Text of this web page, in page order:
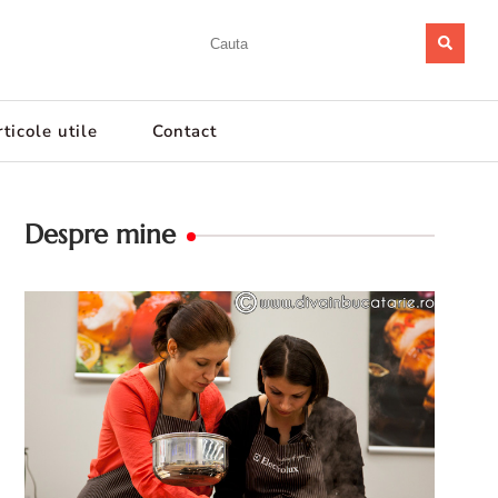
utile Contact
Despre mine